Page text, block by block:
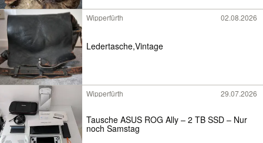
Wipperfürth 02.08.2026
Ledertasche,Vintage
Wipperfürth 29.07.2026
Tausche ASUS ROG Ally – 2 TB SSD – Nur
noch Samstag